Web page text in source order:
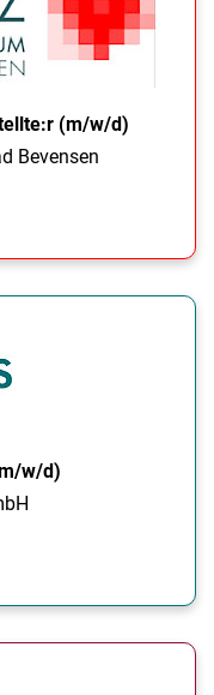
(m/w/d)
Bevensen
w/d)